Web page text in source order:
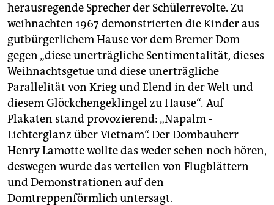
herausregende Sprecher der Schülerrevolte. Zu
weihnachten 1967 demonstrierten die Kinder aus
gutbürgerlichem Hause vor dem Bremer Dom
gegen „diese unerträgliche Sentimentalität, dieses
Weihnachtsgetue und diese unerträgliche
Parallelität von Krieg und Elend in der Welt und
diesem Glöckchengeklingel zu Hause“. Auf
Plakaten stand provozierend: „Napalm -
Lichterglanz über Vietnam“. Der Dombauherr
Henry Lamotte wollte das weder sehen noch hören,
deswegen wurde das verteilen von Flugblättern
und Demonstrationen auf den
Domtreppenförmlich untersagt.